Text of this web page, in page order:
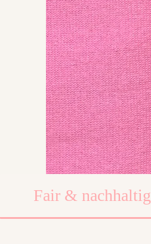
Fair & nachhaltig